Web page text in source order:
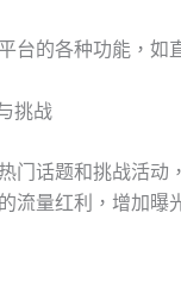
台的各种功能，如
挑战
门话题和挑战活动
流量红利，增加曝